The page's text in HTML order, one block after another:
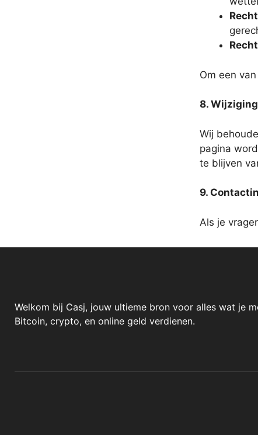
Om een
8.
Wij
pagina
te blijven
9.
Als je
Welkom bij Casj, jouw ultieme bron voor alles wat je
Bitcoin, crypto, en online geld verdienen.